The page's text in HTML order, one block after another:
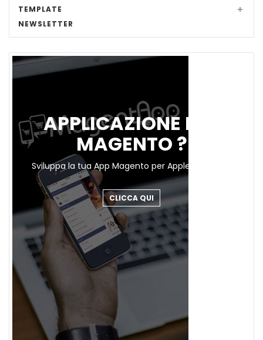
TEMPLATE
NEWSLETTER
APPLICAZIONE PER
MAGENTO ?
Sviluppa la tua App Magento per Apple e Android
CLICCA QUI